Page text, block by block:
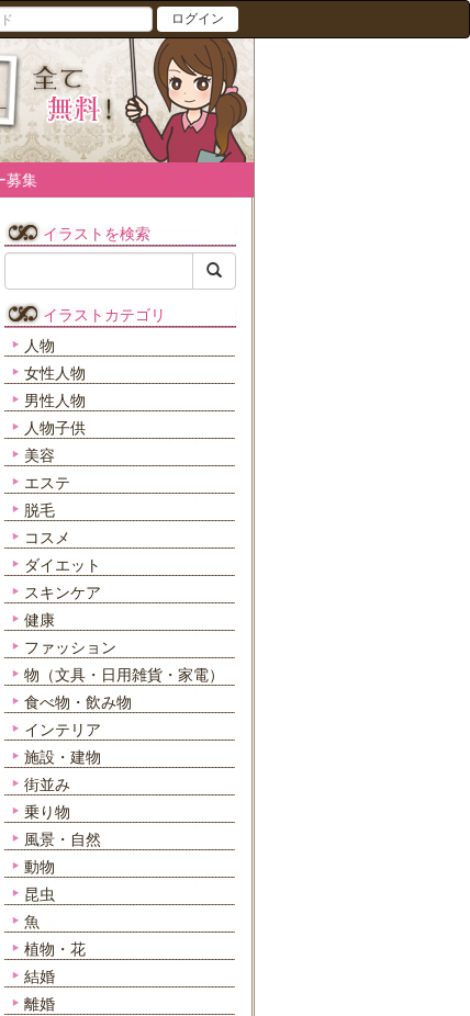
ログイン
募集
イラストを検索
イラストカテゴリ
人物
女性人物
男性人物
人物子供
美容
エステ
脱毛
コスメ
ダイエット
スキンケア
健康
ファッション
物（文具・日用雑貨・家電）
食べ物・飲み物
インテリア
施設・建物
街並み
乗り物
風景・自然
動物
昆虫
魚
植物・花
結婚
離婚